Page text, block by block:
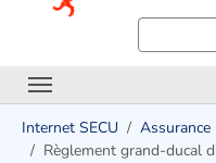
Internet SECU Assurance
Règlement grand-ducal